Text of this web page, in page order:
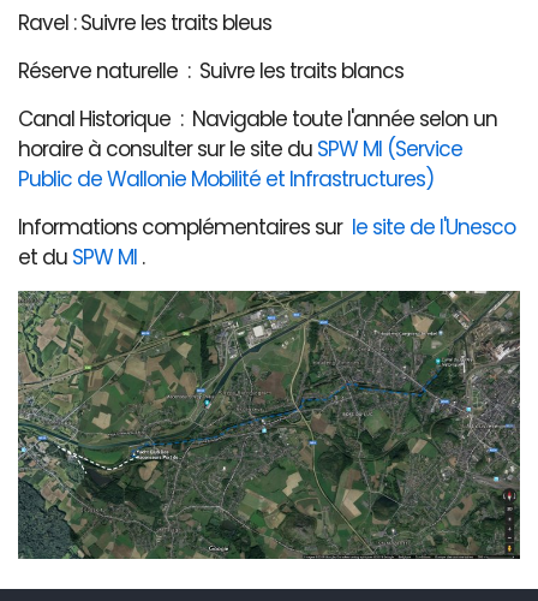
Ravel : Suivre les traits bleus
Réserve naturelle : Suivre les traits blancs
Canal Historique : Navigable toute l'année selon un
horaire à consulter sur le site du SPW MI (Service
Public de Wallonie Mobilité et Infrastructures)
Informations complémentaires sur le site de l'Unesco
et du SPW MI .